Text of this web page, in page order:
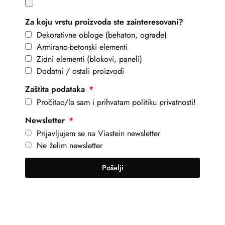
Za koju vrstu proizvoda ste zainteresovani?
Dekorativne obloge (behaton, ograde)
Armirano-betonski elementi
Zidni elementi (blokovi, paneli)
Dodatni / ostali proizvodi
Zaštita podataka
Pročitao/la sam i prihvatam politiku privatnosti!
Newsletter
Prijavljujem se na Viastein newsletter
Ne želim newsletter
Pošalji